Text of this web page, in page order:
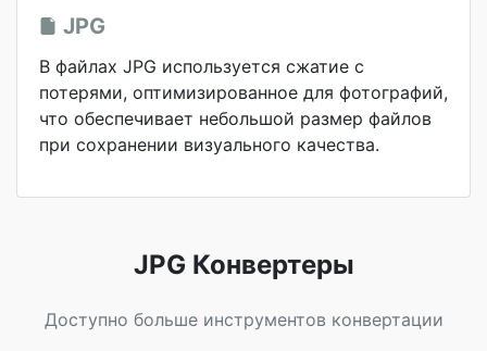
JPG
В файлах JPG используется сжатие с
потерями, оптимизированное для фотографий,
что обеспечивает небольшой размер файлов
при сохранении визуального качества.
JPG Конвертеры
Доступно больше инструментов конвертации